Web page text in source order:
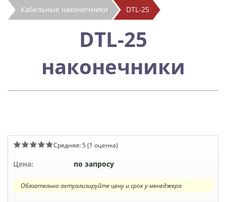
Кабельные наконечники DTL-25
DTL-25
наконечники
Средняя:5(1 оценка)
Цена: по запросу
Обязательно актуализируйте цену и срок у менеджера